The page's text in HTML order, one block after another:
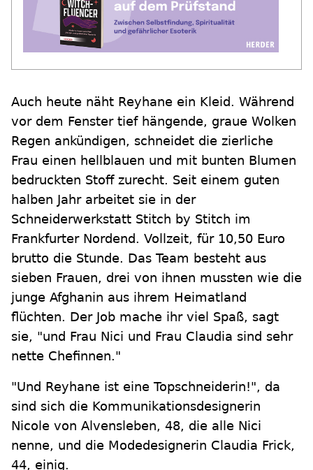
Auch heute näht Reyhane ein Kleid. Während
vor dem Fenster tief hängende, graue Wolken
Regen ankündigen, schneidet die zierliche
Frau einen hellblauen und mit bunten Blumen
bedruckten Stoff zurecht. Seit einem guten
halben Jahr arbeitet sie in der
Schneiderwerkstatt Stitch by Stitch im
Frankfurter Nordend. Vollzeit, für 10,50 Euro
brutto die Stunde. Das Team besteht aus
sieben Frauen, drei von ihnen mussten wie die
junge Afghanin aus ihrem Heimatland
flüchten. Der Job mache ihr viel Spaß, sagt
sie, "und Frau Nici und Frau Claudia sind sehr
nette Chefinnen."
"Und Reyhane ist eine Topschneiderin!", da
sind sich die Kommunikationsdesignerin
Nicole von Alvensleben, 48, die alle Nici
nenne, und die Modedesignerin Claudia Frick,
44, einig.